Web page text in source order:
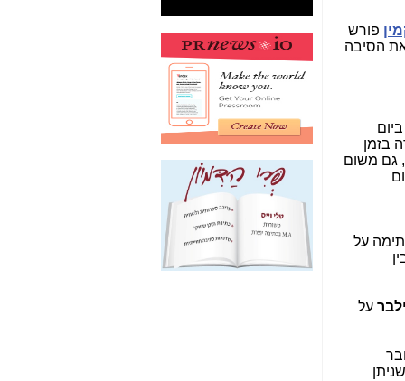
פורש
הסיבה
ביום
בזמן
, גם משום
על
על
האם ביבי כשר
תקשורת עזר לקב'
בזק? -כאן
מה מקור ה-Fake
News שהביא לתפירת
תיק לביבי והעלמת
החשודים הנכונים -כאן
אחת הרגליים של "תיק
4000 התפור"
התמוטטה היום
בניצחון (כפול) של בזק
-
כאן
איך כתבות מפנקות
הפכו לפתע לטובת